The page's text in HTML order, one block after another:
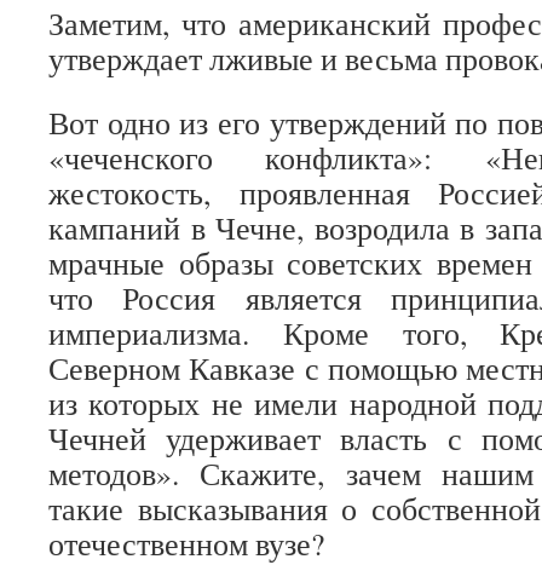
Заметим, что американский
утверждает лживые и весьма
Вот одно из его утверждений по
«чеченского конфликта»:
жестокость, проявленная
кампаний в Чечне, возродила в
мрачные образы советских
что Россия является
империализма. Кроме того,
Северном Кавказе с помощью
из которых не имели народной
Чечней удерживает власть с
методов». Скажите, зачем нашим
такие высказывания о
отечественном вузе?